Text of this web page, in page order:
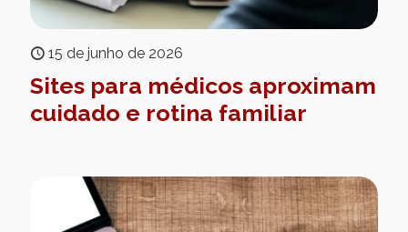
15 de junho de 2026
Sites para médicos aproximam
cuidado e rotina familiar